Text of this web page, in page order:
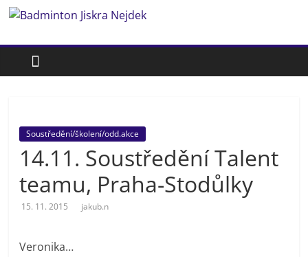
Přeskočit
obsah
Badminton
Jiskra
Badmintonový
oddíl
Nejdek
Soustředění/školení/odd.akce
14.11. Soustředění Talent
teamu, Praha-Stodůlky
15. 11. 2015 jakub.n
Veronika…